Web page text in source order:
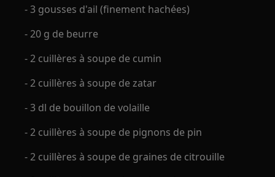
- 3 gousses d'ail (finement hachées)
- 20 g de beurre
- 2 cuillères à soupe de cumin
- 2 cuillères à soupe de zatar
- 3 dl de bouillon de volaille
- 2 cuillères à soupe de pignons de pin
- 2 cuillères à soupe de graines de citrouille